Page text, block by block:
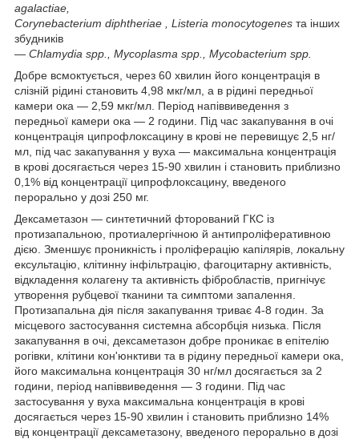
agalactiae
Соrynebacterium diphtheriae Listeria monocytogenes та інших
збудників
— Chlamydia spp Mycoplasma spp Mycobacterium spp
Добре всмоктується, через 60 хвилин його концентрація в
слізній рідині становить 4,98 мкг/мл, а в рідині передньої
камери ока — 2,59 мкг/мл. Період напіввиведення з
передньої камери ока — 2 години. Під час закапування в очі
концентрація ципрофлоксацину в крові не перевищує 2,5 нг/
мл, під час закапування у вуха — максимальна концентрація
в крові досягається через 15-90 хвилин і становить приблизно
0,1% від концентрації ципрофлоксацину, введеного
перорально у дозі 250 мг.
Дексаметазон — синтетичний фторований ГКС із
протизапальною, протиалергічною й антипроліферативною
дією. Зменшує проникність і проліферацію капілярів, локальну
ексультацію, клітинну інфільтрацію, фагоцитарну активність,
відкладення колагену та активність фібробластів, пригнічує
утворення рубцевої тканини та симптоми запалення.
Протизапальна дія після закапування триває 4-8 годин. За
місцевого застосування системна абсорбція низька. Після
закапування в очі, дексаметазон добре проникає в епітелію
рогівки, клітини кон'юнктиви та в рідину передньої камери ока,
його максимальна концентрація 30 нг/мл досягається за 2
години, період напіввиведення — 3 години. Під час
застосування у вуха максимальна концентрація в крові
досягається через 15-90 хвилин і становить приблизно 14%
від концентрації дексаметазону, введеного перорально в дозі